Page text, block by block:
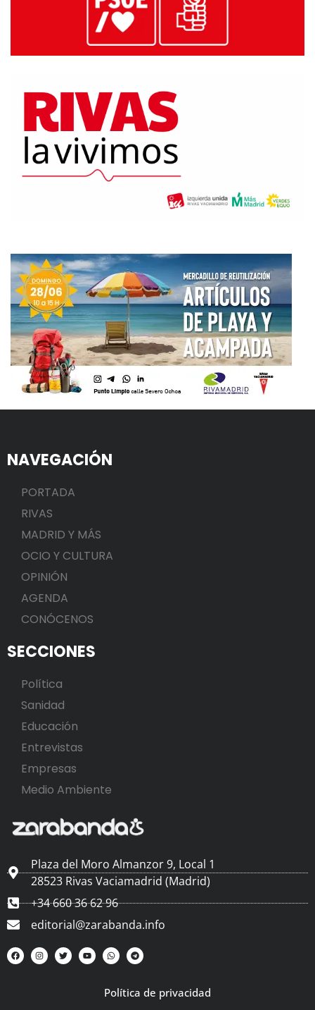
NAVEGACIÓN
PORTADA
RIVAS
MADRID Y MÁS
OCIO Y CULTURA
OPINIÓN
AGENDA
CONÓCENOS
SECCIONES
Política
Sanidad
Educación
Entrevistas
Empresas
Medio Ambiente
Plaza del Moro Almanzor 9, Local 1
28523 Rivas Vaciamadrid (Madrid)
+34 660 36 62 96
editorial@zarabanda.info
Política de privacidad